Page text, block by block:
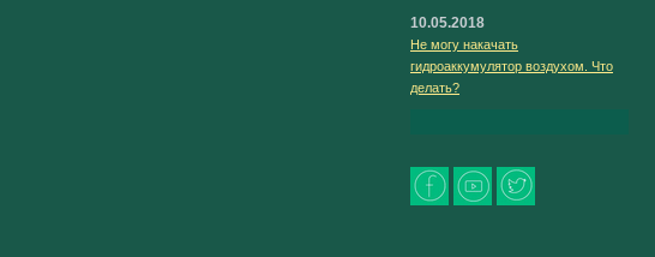
10.05.2018
Не могу накачать
гидроаккумулятор воздухом. Что
делать?